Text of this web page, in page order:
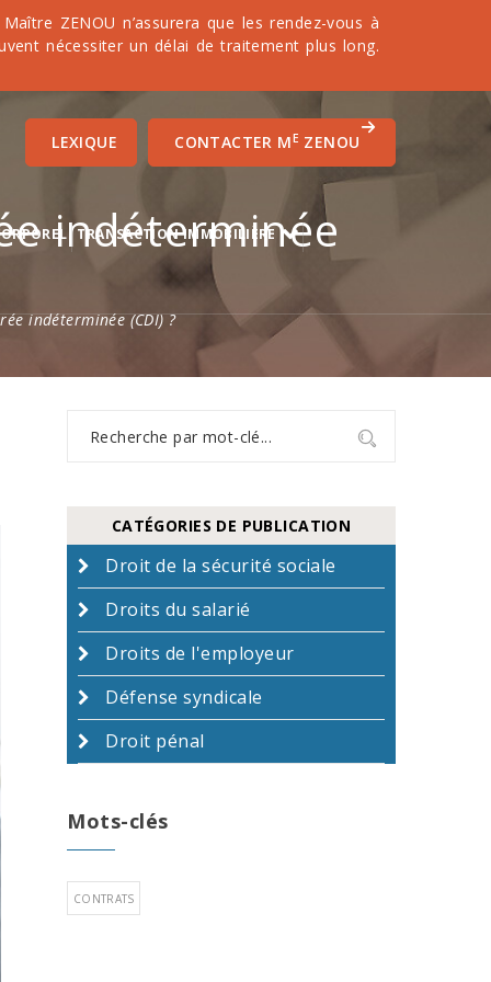
ZENOU n’assurera que les rendez-vous à
nécessiter un délai de traitement plus long.
CONTACTER ME ZENOU
LEXIQUE
TRANSACTION IMMOBILIÈRE
indéterminée
indéterminée (CDI) ?
CATÉGORIES DE PUBLICATION
Droit de la sécurité sociale
Droits du salarié
Droits de l'employeur
Défense syndicale
Droit pénal
Mots-clés
CONTRATS